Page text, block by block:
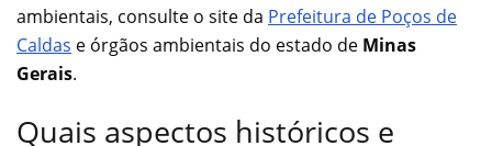
ambientais, consulte o site da Prefeitura de Poços de
Caldas e órgãos ambientais do estado de Minas
Gerais.
Quais aspectos históricos e